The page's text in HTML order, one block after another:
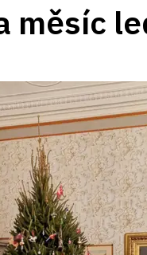
měsíc